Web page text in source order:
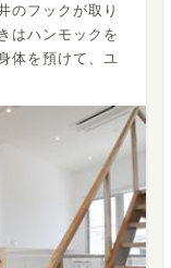
のフックが取り
はハンモックを
体を預けて、ユ